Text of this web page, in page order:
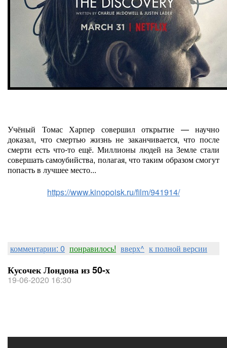
Учёный Томас Харпер совершил открытие — научно
доказал, что смертью жизнь не заканчивается, что после
смерти есть что-то ещё. Миллионы людей на Земле стали
совершать самоубийства, полагая, что таким образом смогут
попасть в лучшее место...
https://www.kinopoisk.ru/film/941914/
комментарии: 0 понравилось! вверх^ к полной версии
Кусочек Лондона из 50-х
19-06-2020 16:30